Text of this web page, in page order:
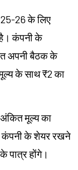
26 के लिए
है। कंपनी के
अपनी बैठक के
के साथ ₹2 का
मूल्य का
कंपनी के शेयर रखने
पात्र होंगे।